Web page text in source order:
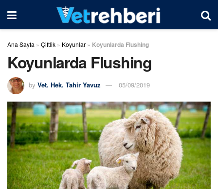
Ana Sayfa » Çiftlik » Koyunlar » Koyunlarda Flushing
Koyunlarda Flushing
by Vet. Hek. Tahir Yavuz 05/09/2019